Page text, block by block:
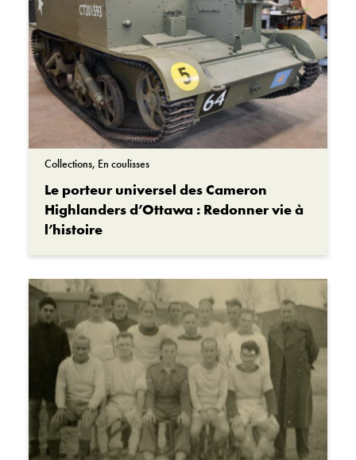
Collections, En coulisses
Le porteur universel des Cameron
Highlanders d’Ottawa : Redonner vie à
l’histoire